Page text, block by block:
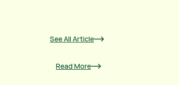
See All Article
Read More